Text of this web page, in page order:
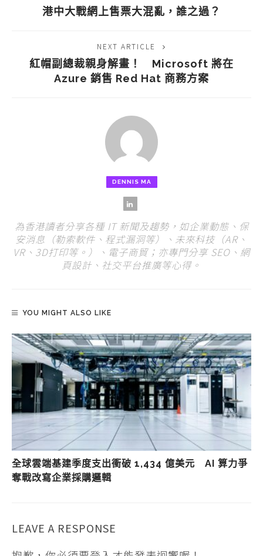
港中大戰網上售票大混亂，誰之過？
NEXT ARTICLE
紅帽副總裁親身解畫！ Microsoft 將在
Azure 銷售 Red Hat 商務方案
DENNIS MA
為香港讀者分享各種 IT 新聞及趨勢，如企業動態、保
安消息（勒索軟件、程式漏洞等）、未來科技（AR、
VR、3D打印等。）、電子商貿；亦專門分享 SEO、網
頁設計、社交平台推廣等心得。
YOU MIGHT ALSO LIKE
全球雲端基建季度支出衝破 1,434 億美元 AI 算力爭
奪戰改寫企業採購邏輯
LEAVE A RESPONSE